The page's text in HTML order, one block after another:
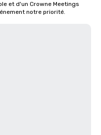
et d'un Crowne Meetings
notre priorité.